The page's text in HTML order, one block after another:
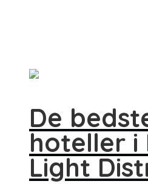
De
hoteller i
Light